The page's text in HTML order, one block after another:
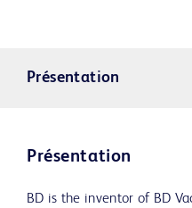
Présentation
Présentation
BD is the inventor of BD